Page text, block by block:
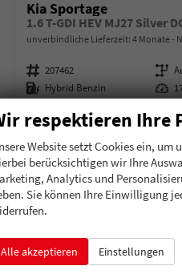
Kia Sportage
1.6 T-GDI HEV MJ27 Silver
unverbindliche Lieferzeit: 4 Monate
Fahrzeugnummer 207462 Getriebe
Kraftstoff Hybrid Benzin Leistung
32.855,– €
Verbrauch kombiniert:5,80 l/
CO -Klasse:D
CO2 -Emissionen:132,00 g/km
respektieren Ihre
Website setzt Cookies ein, um
berücksichtigen wir Ihre
Analytics und
Sie können Ihre Einwilligung
Alle akzeptieren Einstellungen